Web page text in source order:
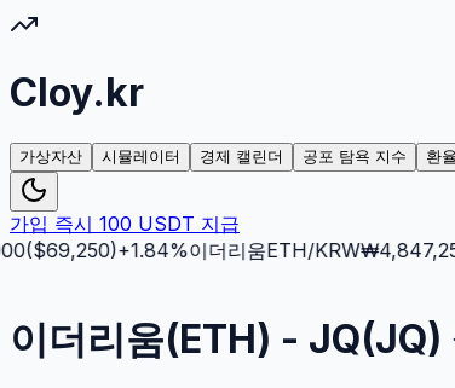
Cloy.kr
가상자산 시뮬레이터 경제 캘린더 공포 탐욕 지수 환
가입 즉시 100 USDT 지급
($69,250)+1.84%이더리움ETH/KRW₩4,847,250
이더리움(ETH) - JQ(JQ)